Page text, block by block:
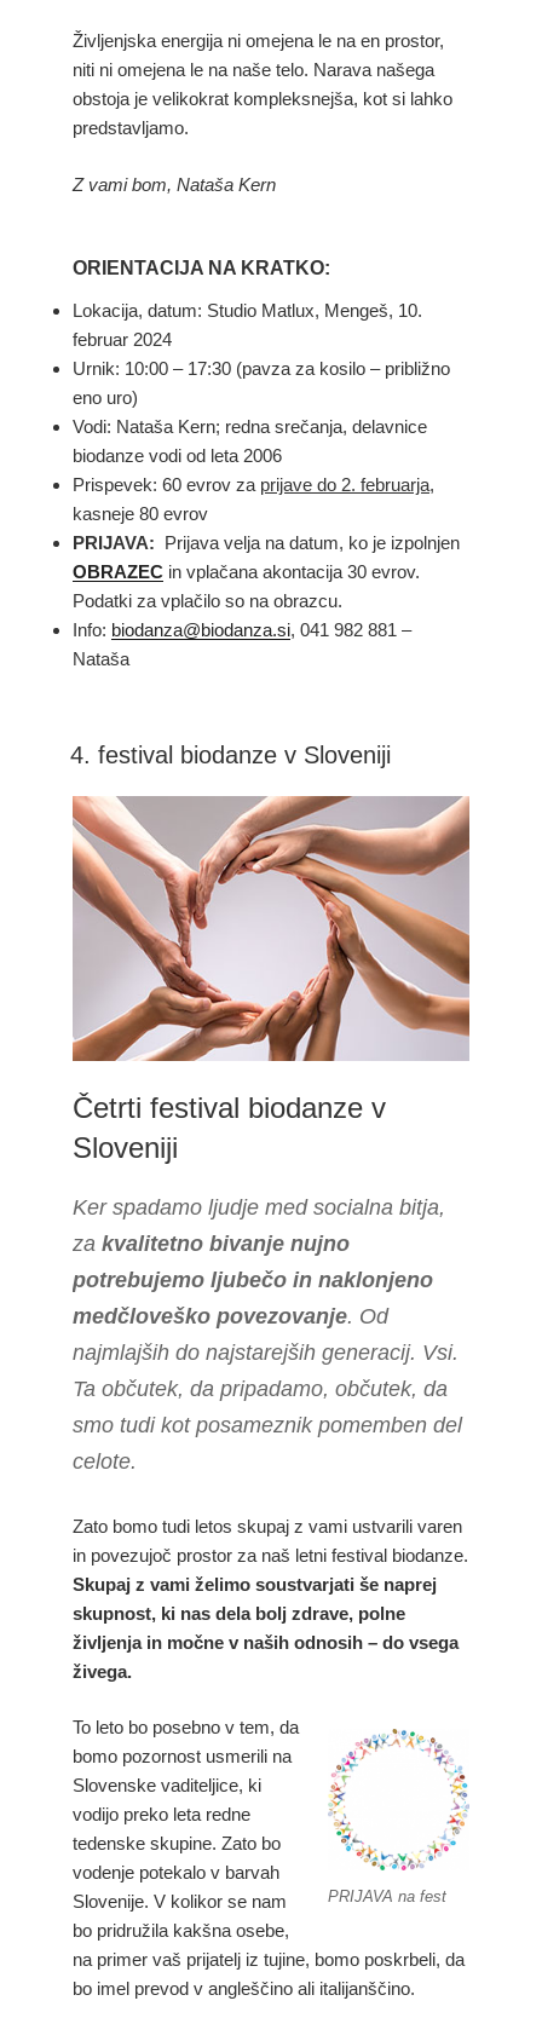
Življenjska energija ni omejena le na en prostor,
niti ni omejena le na naše telo. Narava našega
obstoja je velikokrat kompleksnejša, kot si lahko
predstavljamo.
Z vami bom, Nataša Kern
ORIENTACIJA NA KRATKO:
Lokacija, datum: Studio Matlux, Mengeš, 10.
februar 2024
Urnik: 10:00 – 17:30 (pavza za kosilo – približno
eno uro)
Vodi: Nataša Kern; redna srečanja, delavnice
biodanze vodi od leta 2006
Prispevek: 60 evrov za prijave do 2. februarja,
kasneje 80 evrov
PRIJAVA: Prijava velja na datum, ko je izpolnjen
OBRAZEC in vplačana akontacija 30 evrov.
Podatki za vplačilo so na obrazcu.
Info: biodanza@biodanza.si, 041 982 881 –
Nataša
4. festival biodanze v Sloveniji
Četrti festival biodanze v
Sloveniji
Ker spadamo ljudje med socialna bitja,
za kvalitetno bivanje nujno
potrebujemo ljubečo in naklonjeno
medčloveško povezovanje. Od
najmlajših do najstarejših generacij. Vsi.
Ta občutek, da pripadamo, občutek, da
smo tudi kot posameznik pomemben del
celote.
Zato bomo tudi letos skupaj z vami ustvarili varen
in povezujoč prostor za naš letni festival biodanze.
Skupaj z vami želimo soustvarjati še naprej
skupnost, ki nas dela bolj zdrave, polne
življenja in močne v naših odnosih – do vsega
živega.
PRIJAVA na fest
To leto bo posebno v tem, da
bomo pozornost usmerili na
Slovenske vaditeljice, ki
vodijo preko leta redne
tedenske skupine. Zato bo
vodenje potekalo v barvah
Slovenije. V kolikor se nam
bo pridružila kakšna osebe,
na primer vaš prijatelj iz tujine, bomo poskrbeli, da
bo imel prevod v angleščino ali italijanščino.